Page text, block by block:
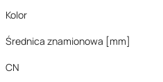
Kolor
Średnica znamionowa [mm]
CN